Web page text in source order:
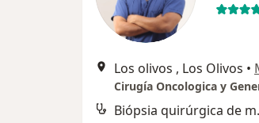
Los olivos , Los Olivos •